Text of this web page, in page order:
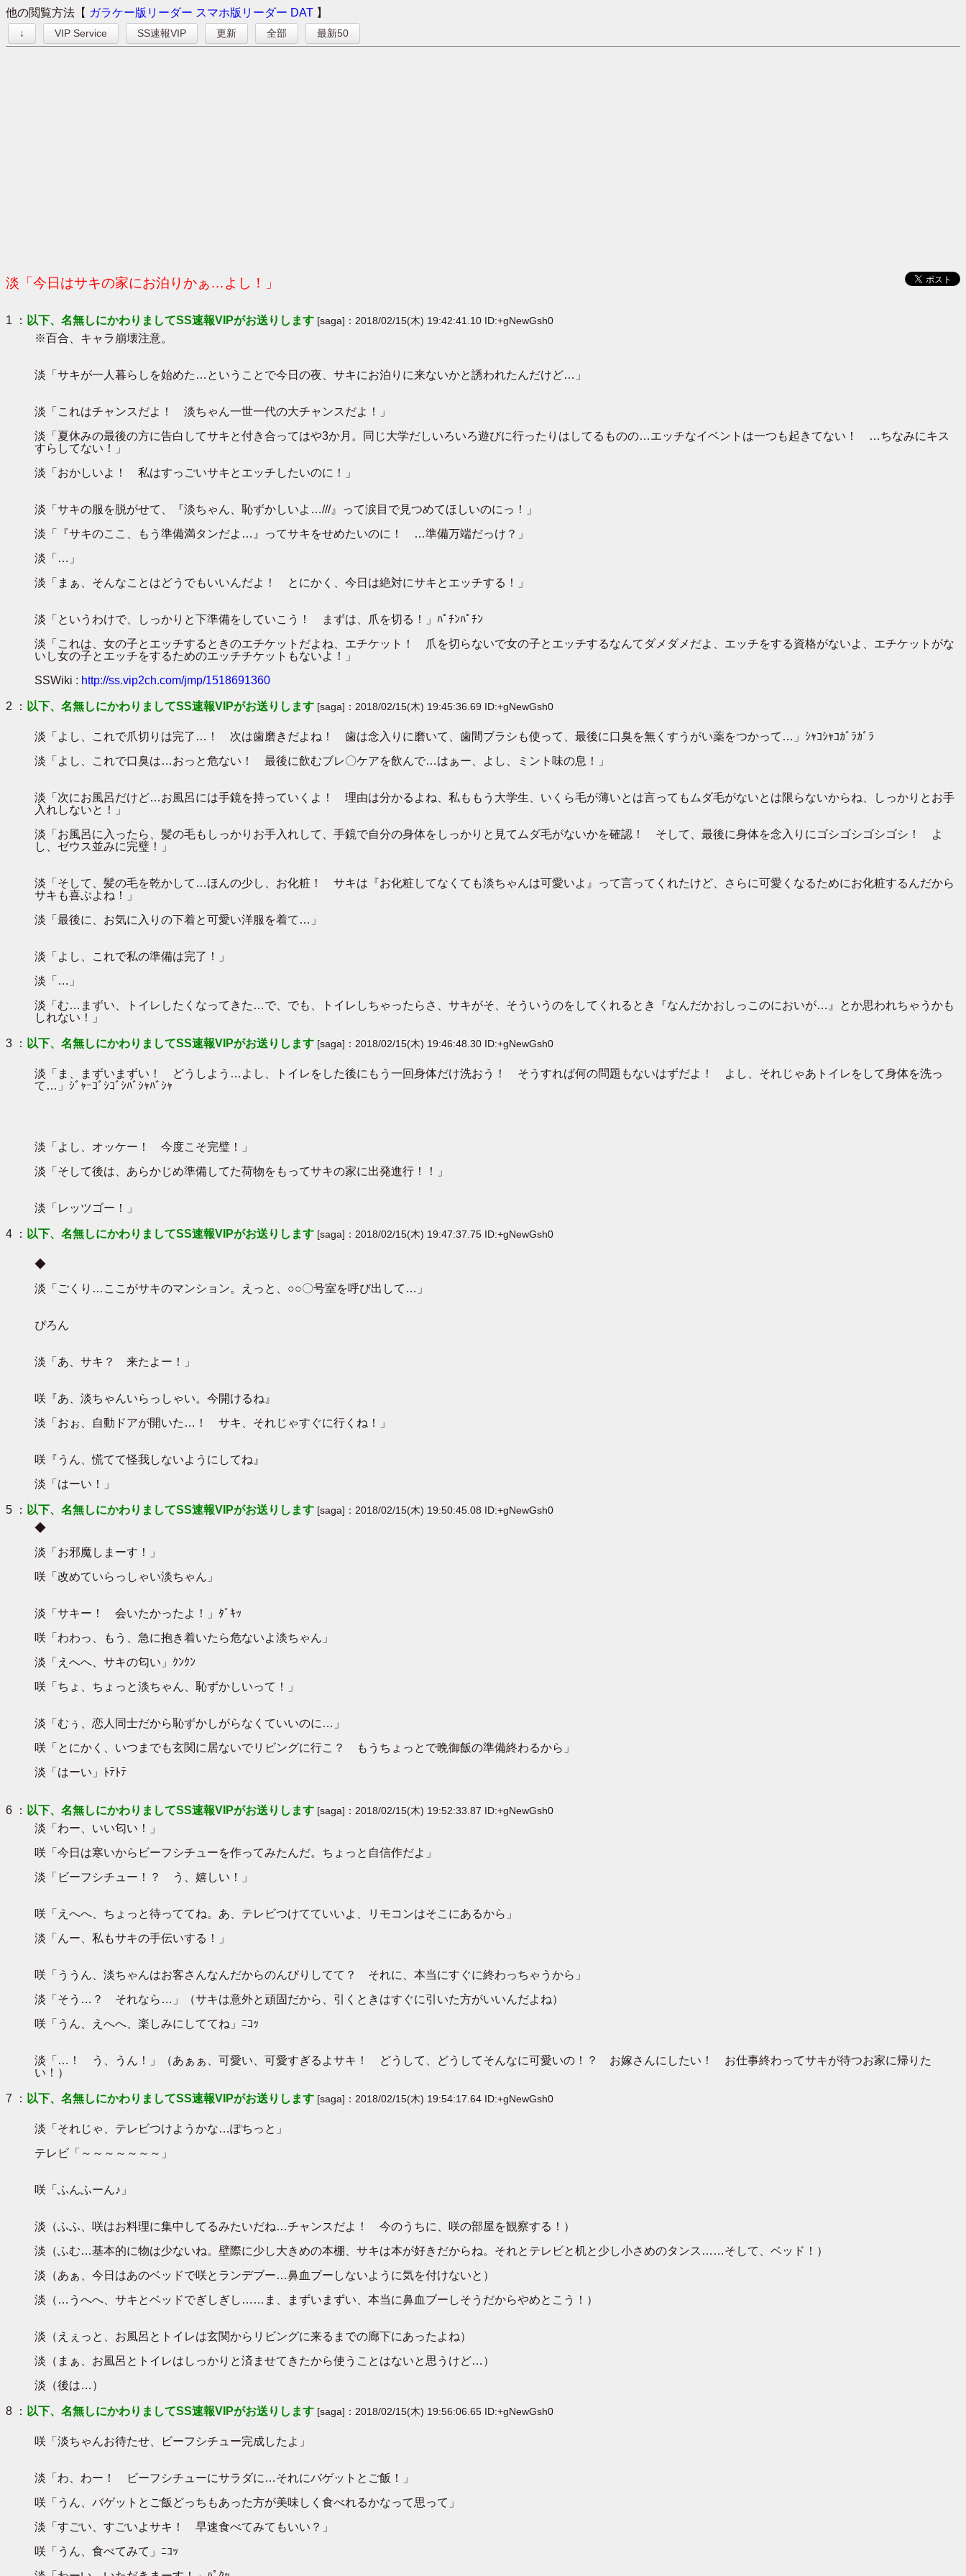
他の閲覧方法【 ガラケー版リーダー スマホ版リーダー DAT 】
↓ VIP Service SS速報VIP 更新 全部 最新50
淡「今日はサキの家にお泊りかぁ…よし！」
1 ： 以下、名無しにかわりましてSS速報VIPがお送りします [saga]：2018/02/15(木) 19:42:41.10 ID:+gNewGsh0
※百合、キャラ崩壊注意。
淡「サキが一人暮らしを始めた…ということで今日の夜、サキにお泊りに来ないかと誘われたんだけど…」
淡「これはチャンスだよ！ 淡ちゃん一世一代の大チャンスだよ！」
淡「夏休みの最後の方に告白してサキと付き合ってはや3か月。同じ大学だしいろいろ遊びに行ったりはしてるものの…エッチなイベントは一つも起きてない！ …ちなみにキス
すらしてない！」
淡「おかしいよ！ 私はすっごいサキとエッチしたいのに！」
淡「サキの服を脱がせて、『淡ちゃん、恥ずかしいよ…///』って涙目で見つめてほしいのにっ！」
淡「『サキのここ、もう準備満タンだよ…』ってサキをせめたいのに！ …準備万端だっけ？」
淡「…」
淡「まぁ、そんなことはどうでもいいんだよ！ とにかく、今日は絶対にサキとエッチする！」
淡「というわけで、しっかりと下準備をしていこう！ まずは、爪を切る！」ﾊﾟﾁﾝﾊﾟﾁﾝ
淡「これは、女の子とエッチするときのエチケットだよね、エチケット！ 爪を切らないで女の子とエッチするなんてダメダメだよ、エッチをする資格がないよ、エチケットがな
いし女の子とエッチをするためのエッチチケットもないよ！」
SSWiki : http://ss.vip2ch.com/jmp/1518691360
2 ： 以下、名無しにかわりましてSS速報VIPがお送りします [saga]：2018/02/15(木) 19:45:36.69 ID:+gNewGsh0
淡「よし、これで爪切りは完了…！ 次は歯磨きだよね！ 歯は念入りに磨いて、歯間ブラシも使って、最後に口臭を無くすうがい薬をつかって…」ｼｬｺｼｬｺｶﾞﾗｶﾞﾗ
淡「よし、これで口臭は…おっと危ない！ 最後に飲むブレ〇ケアを飲んで…はぁー、よし、ミント味の息！」
淡「次にお風呂だけど…お風呂には手鏡を持っていくよ！ 理由は分かるよね、私ももう大学生、いくら毛が薄いとは言ってもムダ毛がないとは限らないからね、しっかりとお手
入れしないと！」
淡「お風呂に入ったら、髪の毛もしっかりお手入れして、手鏡で自分の身体をしっかりと見てムダ毛がないかを確認！ そして、最後に身体を念入りにゴシゴシゴシゴシ！ よ
し、ゼウス並みに完璧！」
淡「そして、髪の毛を乾かして…ほんの少し、お化粧！ サキは『お化粧してなくても淡ちゃんは可愛いよ』って言ってくれたけど、さらに可愛くなるためにお化粧するんだから
サキも喜ぶよね！」
淡「最後に、お気に入りの下着と可愛い洋服を着て…」
淡「よし、これで私の準備は完了！」
淡「…」
淡「む…まずい、トイレしたくなってきた…で、でも、トイレしちゃったらさ、サキがそ、そういうのをしてくれるとき『なんだかおしっこのにおいが…』とか思われちゃうかも
しれない！」
3 ： 以下、名無しにかわりましてSS速報VIPがお送りします [saga]：2018/02/15(木) 19:46:48.30 ID:+gNewGsh0
淡「ま、まずいまずい！ どうしよう…よし、トイレをした後にもう一回身体だけ洗おう！ そうすれば何の問題もないはずだよ！ よし、それじゃあトイレをして身体を洗っ
て…」ｼﾞｬｰｺﾞｼｺﾞｼﾊﾞｼｬﾊﾞｼｬ
淡「よし、オッケー！ 今度こそ完璧！」
淡「そして後は、あらかじめ準備してた荷物をもってサキの家に出発進行！！」
淡「レッツゴー！」
4 ： 以下、名無しにかわりましてSS速報VIPがお送りします [saga]：2018/02/15(木) 19:47:37.75 ID:+gNewGsh0
◆
淡「ごくり…ここがサキのマンション。えっと、○○〇号室を呼び出して…」
ぴろん
淡「あ、サキ？ 来たよー！」
咲『あ、淡ちゃんいらっしゃい。今開けるね』
淡「おぉ、自動ドアが開いた…！ サキ、それじゃすぐに行くね！」
咲『うん、慌てて怪我しないようにしてね』
淡「はーい！」
5 ： 以下、名無しにかわりましてSS速報VIPがお送りします [saga]：2018/02/15(木) 19:50:45.08 ID:+gNewGsh0
◆
淡「お邪魔しまーす！」
咲「改めていらっしゃい淡ちゃん」
淡「サキー！ 会いたかったよ！」ﾀﾞｷｯ
咲「わわっ、もう、急に抱き着いたら危ないよ淡ちゃん」
淡「えへへ、サキの匂い」ｸﾝｸﾝ
咲「ちょ、ちょっと淡ちゃん、恥ずかしいって！」
淡「むぅ、恋人同士だから恥ずかしがらなくていいのに…」
咲「とにかく、いつまでも玄関に居ないでリビングに行こ？ もうちょっとで晩御飯の準備終わるから」
淡「はーい」ﾄﾃﾄﾃ
6 ： 以下、名無しにかわりましてSS速報VIPがお送りします [saga]：2018/02/15(木) 19:52:33.87 ID:+gNewGsh0
淡「わー、いい匂い！」
咲「今日は寒いからビーフシチューを作ってみたんだ。ちょっと自信作だよ」
淡「ビーフシチュー！？ う、嬉しい！」
咲「えへへ、ちょっと待っててね。あ、テレビつけてていいよ、リモコンはそこにあるから」
淡「んー、私もサキの手伝いする！」
咲「ううん、淡ちゃんはお客さんなんだからのんびりしてて？ それに、本当にすぐに終わっちゃうから」
淡「そう…？ それなら…」（サキは意外と頑固だから、引くときはすぐに引いた方がいいんだよね）
咲「うん、えへへ、楽しみにしててね」ﾆｺｯ
淡「…！ う、うん！」（あぁぁ、可愛い、可愛すぎるよサキ！ どうして、どうしてそんなに可愛いの！？ お嫁さんにしたい！ お仕事終わってサキが待つお家に帰りた
い！）
7 ： 以下、名無しにかわりましてSS速報VIPがお送りします [saga]：2018/02/15(木) 19:54:17.64 ID:+gNewGsh0
淡「それじゃ、テレビつけようかな…ぽちっと」
テレビ「～～～～～～～」
咲「ふんふーん♪」
淡（ふふ、咲はお料理に集中してるみたいだね…チャンスだよ！ 今のうちに、咲の部屋を観察する！）
淡（ふむ…基本的に物は少ないね。壁際に少し大きめの本棚、サキは本が好きだからね。それとテレビと机と少し小さめのタンス……そして、ベッド！）
淡（あぁ、今日はあのベッドで咲とランデブー…鼻血ブーしないように気を付けないと）
淡（…うへへ、サキとベッドでぎしぎし……ま、まずいまずい、本当に鼻血ブーしそうだからやめとこう！）
淡（えぇっと、お風呂とトイレは玄関からリビングに来るまでの廊下にあったよね）
淡（まぁ、お風呂とトイレはしっかりと済ませてきたから使うことはないと思うけど…）
淡（後は…）
8 ： 以下、名無しにかわりましてSS速報VIPがお送りします [saga]：2018/02/15(木) 19:56:06.65 ID:+gNewGsh0
咲「淡ちゃんお待たせ、ビーフシチュー完成したよ」
淡「わ、わー！ ビーフシチューにサラダに…それにバゲットとご飯！」
咲「うん、バゲットとご飯どっちもあった方が美味しく食べれるかなって思って」
淡「すごい、すごいよサキ！ 早速食べてみてもいい？」
咲「うん、食べてみて」ﾆｺｯ